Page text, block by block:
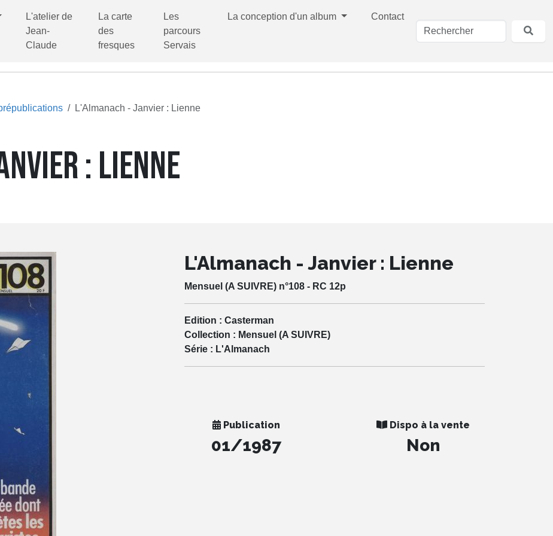
L'atelier de
Jean-
Claude
La carte
des
fresques
Les
parcours
Servais
La conception d'un album Contact
L'Almanach - Janvier : Lienne
: LIENNE
L'Almanach - Janvier : Lienne
Mensuel (A SUIVRE) n°108 - RC 12p
Edition : Casterman
Collection : Mensuel (A SUIVRE)
Série : L'Almanach
Publication
01/1987
Dispo à la vente
Non